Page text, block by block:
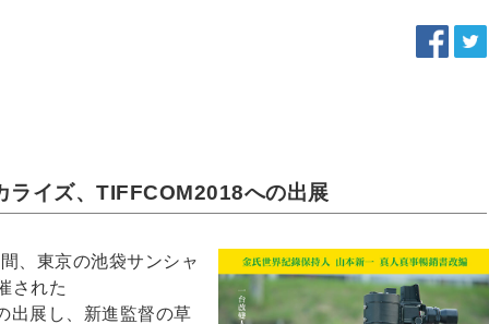
ライズ、TIFFCOM2018への出展
、東京の池袋サンシャ
された
出展し、新進監督の草